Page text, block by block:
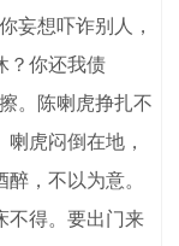
妄想吓诈别人，
？你还我债
。陈喇虎挣扎不
虎闷倒在地，
，不以为意。
不得。要出门来